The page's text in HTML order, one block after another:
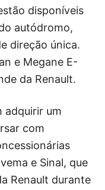
disponíveis
autódromo,
direção única.
e Megane E-
da Renault.
adquirir um
com
e Sinal, que
Renault durante